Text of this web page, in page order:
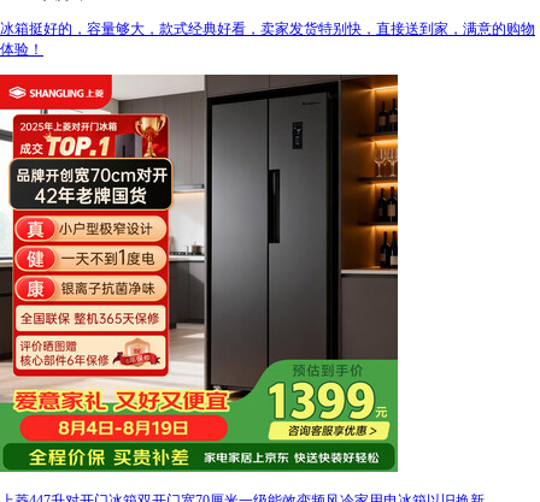
冰箱挺好的，容量够大，款式经典好看，卖家发货特别快，直接送到家，满意的购物
体验！